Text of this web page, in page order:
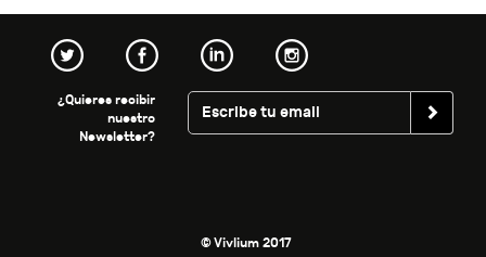
¿Quieres recibir
nuestro
Newsletter?
© Vivlium 2017